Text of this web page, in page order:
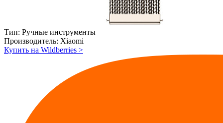
Тип: Ручные инструменты
Производитель: Xiaomi
Купить на Wildberries >